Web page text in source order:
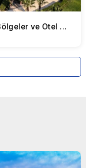
Kıbrıs'ta Nerede Kalınır? En İyi Bölgeler ve Otel Önerileri